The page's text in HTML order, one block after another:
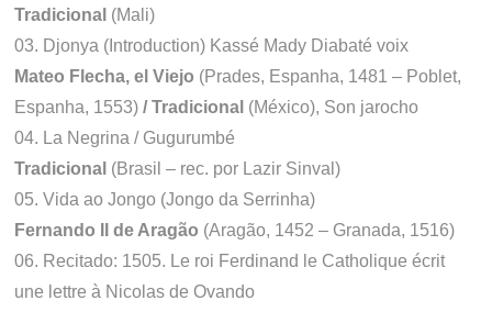
Tradicional (Mali)
03. Djonya (Introduction) Kassé Mady Diabaté voix
Mateo Flecha, el Viejo (Prades, Espanha, 1481 – Poblet,
Espanha, 1553) / Tradicional (México), Son jarocho
04. La Negrina / Gugurumbé
Tradicional (Brasil – rec. por Lazir Sinval)
05. Vida ao Jongo (Jongo da Serrinha)
Fernando II de Aragão (Aragão, 1452 – Granada, 1516)
06. Recitado: 1505. Le roi Ferdinand le Catholique écrit
une lettre à Nicolas de Ovando